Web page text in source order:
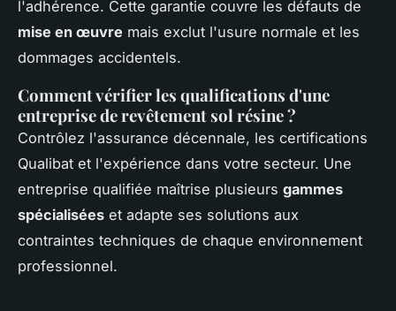
l'adhérence. Cette garantie couvre les défauts de
mise en œuvre mais exclut l'usure normale et les
dommages accidentels.
Comment vérifier les qualifications d'une
entreprise de revêtement sol résine ?
Contrôlez l'assurance décennale, les certifications
Qualibat et l'expérience dans votre secteur. Une
entreprise qualifiée maîtrise plusieurs gammes
spécialisées et adapte ses solutions aux
contraintes techniques de chaque environnement
professionnel.